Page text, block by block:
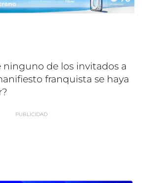
ninguno de los invitados a
franquista se haya